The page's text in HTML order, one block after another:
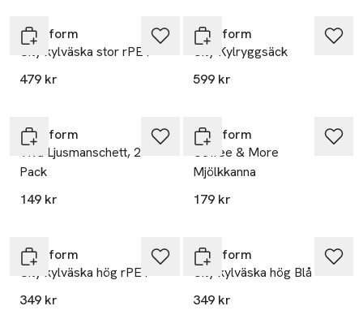
Sagaform
City kylväska stor rPET
479 kr
Sagaform
City Kylryggsäck
599 kr
Sagaform
Viva Ljusmanschett, 2-
Pack
149 kr
Sagaform
Coffee & More
Mjölkkanna
179 kr
Sagaform
City kylväska hög rPET
349 kr
Sagaform
City kylväska hög Blå
349 kr